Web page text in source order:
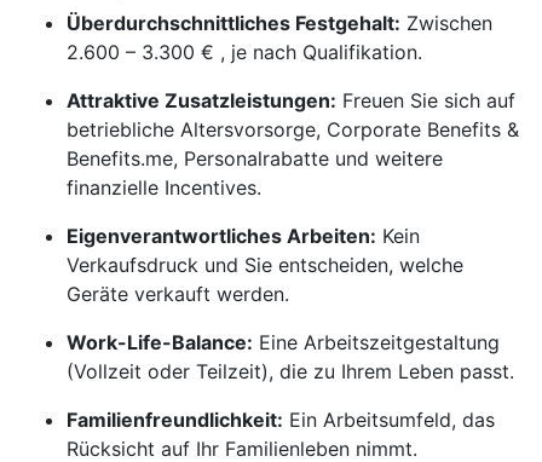
Überdurchschnittliches Festgehalt: Zwischen
2.600 – 3.300 € , je nach Qualifikation.
Attraktive Zusatzleistungen: Freuen Sie sich auf
betriebliche Altersvorsorge, Corporate Benefits &
Benefits.me, Personalrabatte und weitere
finanzielle Incentives.
Eigenverantwortliches Arbeiten: Kein
Verkaufsdruck und Sie entscheiden, welche
Geräte verkauft werden.
Work-Life-Balance: Eine Arbeitszeitgestaltung
(Vollzeit oder Teilzeit), die zu Ihrem Leben passt.
Familienfreundlichkeit: Ein Arbeitsumfeld, das
Rücksicht auf Ihr Familienleben nimmt.